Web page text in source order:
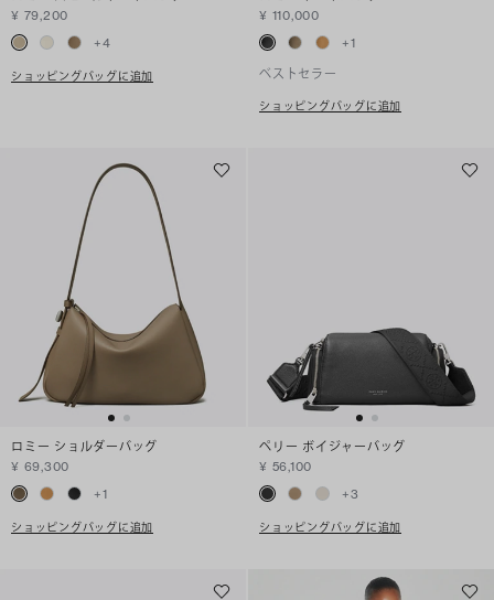
¥ 79,200
+4
ショッピングバッグに追加
¥ 110,000
+1
ベストセラー
ショッピングバッグに追加
ロミー ショルダーバッグ
¥ 69,300
+1
ショッピングバッグに追加
ペリー ボイジャーバッグ
¥ 56,100
+3
ショッピングバッグに追加